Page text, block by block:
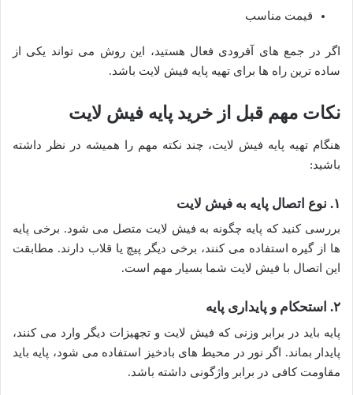
قیمت مناسب
اگر در جمع های آفرودی فعال هستید، این روش می تواند یکی از
ساده ترین راه ها برای تهیه پایه فیش لایت باشد.
نکات مهم قبل از خرید پایه فیش لایت
هنگام تهیه پایه فیش لایت، چند نکته مهم را همیشه در نظر داشته
باشید:
۱. نوع اتصال پایه به فیش لایت
بررسی کنید که پایه چگونه به فیش لایت متصل می شود. برخی پایه
ها از گیره استفاده می کنند، برخی دیگر پیچ یا قلاب دارند. مطابقت
این اتصال با فیش لایت شما بسیار مهم است.
۲. استحکام و پایداری پایه
پایه باید در برابر وزنی که فیش لایت و تجهیزات دیگر وارد می کنند،
پایدار بماند. اگر نور در محیط های بادخیز استفاده می شود، پایه باید
مقاومت کافی در برابر واژگونی داشته باشد.